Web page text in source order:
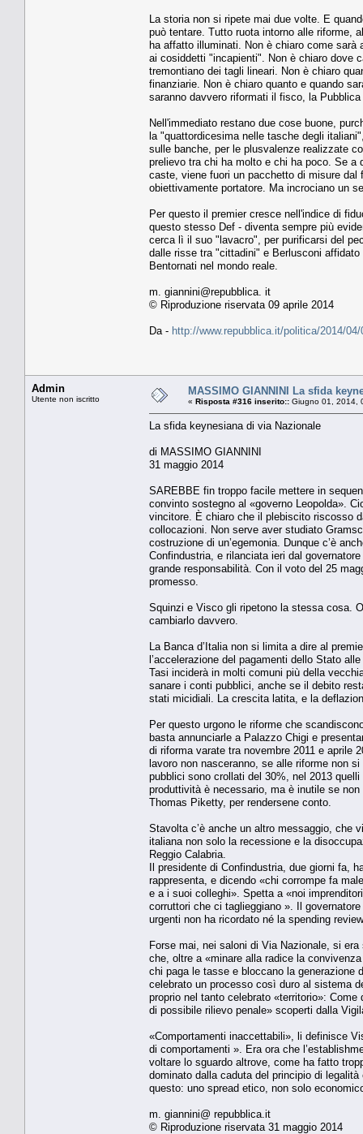
La storia non si ripete mai due volte. E
può tentare. Tutto ruota intorno alle riforme,
ha affatto illuminati. Non è chiaro come
ai cosiddetti "incapienti". Non è chiaro dove
tremontiano dei tagli lineari. Non è chiaro
finanziarie. Non è chiaro quanto e quando
saranno davvero riformati il fisco, la
Nell'immediato restano due cose buone,
la "quattordicesima nelle tasche degli
sulle banche, per le plusvalenze realizzate
prelievo tra chi ha molto e chi ha poco. Se a
caste, viene fuori un pacchetto di misure
obiettivamente portatore. Ma incrociano un
Per questo il premier cresce nell'indice di
questo stesso Def - diventa sempre più
cerca lì il suo "lavacro", per purificarsi del
dalle risse tra "cittadini" e Berlusconi
Bentornati nel mondo reale.
m. giannini@repubblica. it
© Riproduzione riservata 09 aprile 2014
Da - http://www.repubblica.it/politica/2014/
Admin
Utente non iscritto
MASSIMO GIANNINI La sfida
« Risposta #316 inserito:: Giugno 01, 2014,
La sfida keynesiana di via Nazionale
di MASSIMO GIANNINI
31 maggio 2014
SAREBBE fin troppo facile mettere in
convinto sostegno al «governo Leopolda».
vincitore. È chiaro che il plebiscito riscosso
collocazioni. Non serve aver studiato
costruzione di un’egemonia. Dunque c’è
Confindustria, e rilanciata ieri dal
grande responsabilità. Con il voto del 25
promesso.
Squinzi e Visco gli ripetono la stessa cosa.
cambiarlo davvero.
La Banca d’Italia non si limita a dire al
l’accelerazione del pagamenti dello Stato
Tasi inciderà in molti comuni più della
sanare i conti pubblici, anche se il debito
stati micidiali. La crescita latita, e la
Per questo urgono le riforme che
basta annunciarle a Palazzo Chigi e
di riforma varate tra novembre 2011 e aprile
lavoro non nasceranno, se alle riforme non
pubblici sono crollati del 30%, nel 2013
produttività è necessario, ma è inutile se
Thomas Piketty, per rendersene conto.
Stavolta c’è anche un altro messaggio, che
italiana non solo la recessione e la
Reggio Calabria.
Il presidente di Confindustria, due giorni fa,
rappresenta, e dicendo «chi corrompe fa
e a i suoi colleghi». Spetta a «noi
corruttori che ci taglieggiano ». Il
urgenti non ha ricordato né la spending
Forse mai, nei saloni di Via Nazionale, si
che, oltre a «minare alla radice la
chi paga le tasse e bloccano la generazione
celebrato un processo così duro al sistema
proprio nel tanto celebrato «territorio»:
di possibile rilievo penale» scoperti dalla
«Comportamenti inaccettabili», li definisce
di comportamenti ». Era ora che
voltare lo sguardo altrove, come ha fatto
dominato dalla caduta del principio di
questo: uno spread etico, non solo
m. giannini@ repubblica.it
© Riproduzione riservata 31 maggio 2014